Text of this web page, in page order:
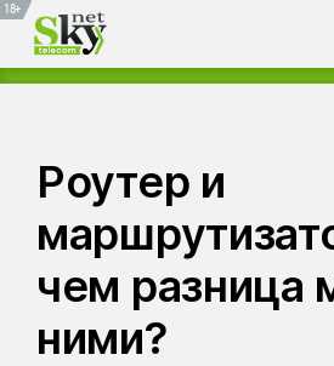
18+
Роутер и
чем разница
ними?